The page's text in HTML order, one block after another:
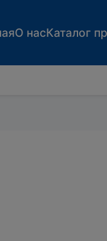
О насКаталог